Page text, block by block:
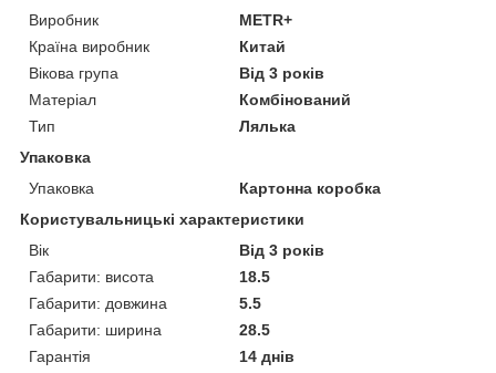
Виробник
METR+
Країна виробник
Китай
Вікова група
Від 3 років
Матеріал
Комбінований
Тип
Лялька
Упаковка
Упаковка
Картонна коробка
Користувальницькі характеристики
Вік
Від 3 років
Габарити: висота
18.5
Габарити: довжина
5.5
Габарити: ширина
28.5
Гарантія
14 днів